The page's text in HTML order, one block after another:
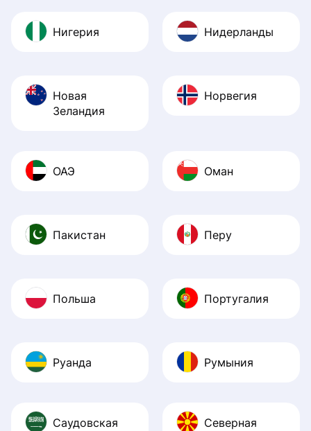
Нигерия Нидерланды
Новая
Зеландия
Норвегия
ОАЭ Оман
Пакистан Перу
Польша Португалия
Руанда Румыния
Саудовская
Северная